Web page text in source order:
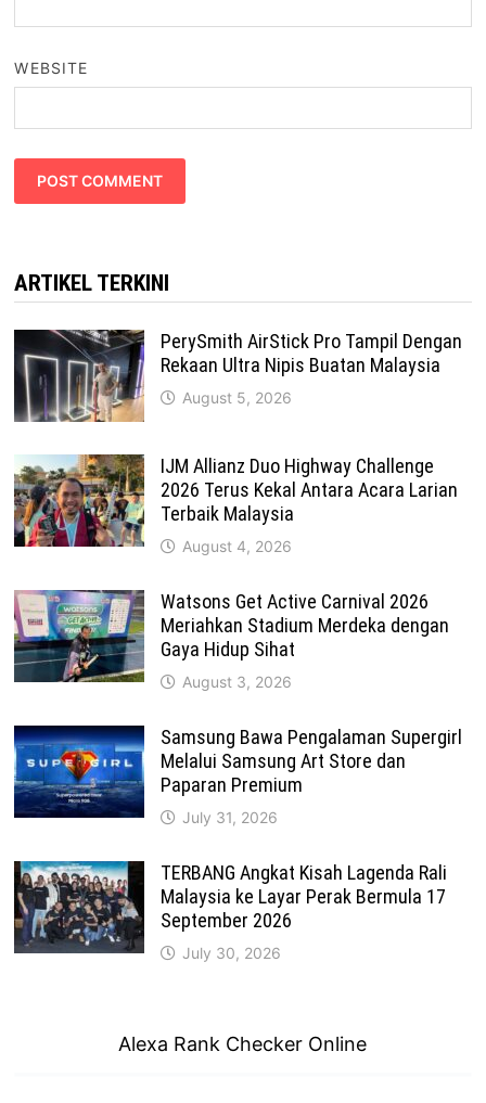
WEBSITE
ARTIKEL TERKINI
PerySmith AirStick Pro Tampil Dengan
Rekaan Ultra Nipis Buatan Malaysia
August 5, 2026
IJM Allianz Duo Highway Challenge
2026 Terus Kekal Antara Acara Larian
Terbaik Malaysia
August 4, 2026
Watsons Get Active Carnival 2026
Meriahkan Stadium Merdeka dengan
Gaya Hidup Sihat
August 3, 2026
Samsung Bawa Pengalaman Supergirl
Melalui Samsung Art Store dan
Paparan Premium
July 31, 2026
TERBANG Angkat Kisah Lagenda Rali
Malaysia ke Layar Perak Bermula 17
September 2026
July 30, 2026
Alexa Rank Checker Online